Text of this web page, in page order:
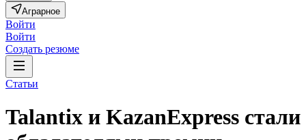
Аграрное
Войти
Войти
Создать резюме
Статьи
Talantix и KazanExpress стали